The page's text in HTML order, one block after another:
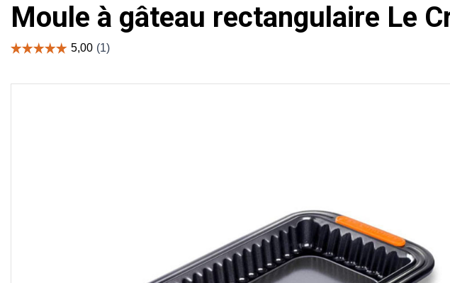
Moule à gâteau rectangulaire Le